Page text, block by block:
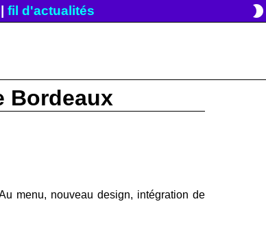
fil d'actualités brightness_2
Bordeaux
menu, nouveau design, intégration de